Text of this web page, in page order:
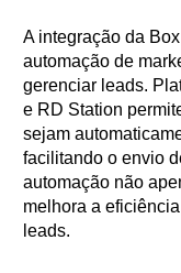
A integração da
automação de
gerenciar leads.
e RD Station
sejam
facilitando o envio
automação não
melhora a
leads.